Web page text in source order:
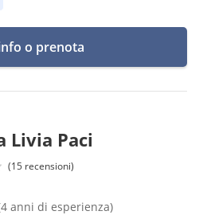
o prenota
Livia Paci
(15 recensioni)
anni di esperienza)